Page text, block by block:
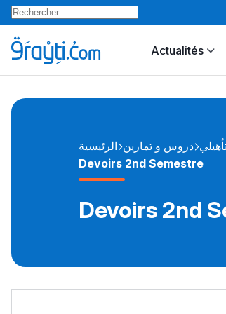
Actualités
الرئيسية دروس و تمارين
Devoirs 2nd Semestre
Devoirs 2nd